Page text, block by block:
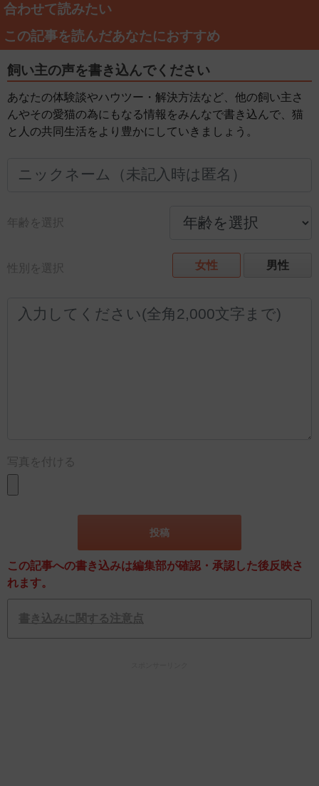
合わせて読みたい
この記事を読んだあなたにおすすめ
飼い主の声を書き込んでください
あなたの体験談やハウツー・解決方法など、他の飼い主さ
んやその愛猫の為にもなる情報をみんなで書き込んで、猫
と人の共同生活をより豊かにしていきましょう。
年齢を選択
性別を選択 女性 男性
写真を付ける
この記事への書き込みは編集部が確認・承認した後反映さ
れます。
書き込みに関する注意点